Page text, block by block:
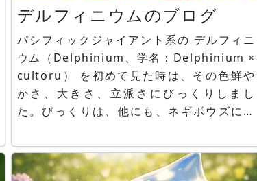
デルフィニウムのブログ
パシフィックジャイアント系の デルフィニ
ウム（Delphinium、学名：Delphinium ×
cultoru） を初めて見た時は、その色鮮や
かさ、大きさ、立派さにびっくりしまし
た。びっくりは、他にも、ネギボウズに似
すが、球形のギガンテウムに対して、デル
フィニウムは、細長く、背が高い植物で